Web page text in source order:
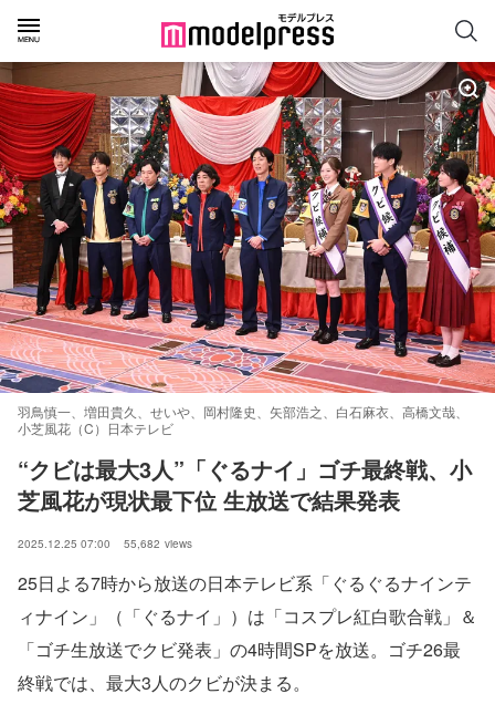
羽鳥慎一、増田貴久、せいや、岡村隆史、矢部浩之、白石麻衣、高橋文哉、
小芝風花（C）日本テレビ
“クビは最大3人”「ぐるナイ」ゴチ最終戦、小
芝風花が現状最下位 生放送で結果発表
2025.12.25 07:00 55,682 views
25日よる7時から放送の日本テレビ系「ぐるぐるナインテ
ィナイン」（「ぐるナイ」）は「コスプレ紅白歌合戦」＆
「ゴチ生放送でクビ発表」の4時間SPを放送。ゴチ26最
終戦では、最大3人のクビが決まる。